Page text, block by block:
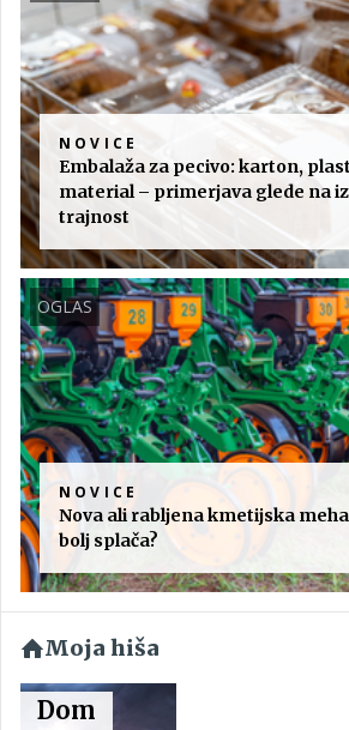
NOVICE
Embalaža za pecivo: karton,
material – primerjava glede na
trajnost
OGLAS
NOVICE
Nova ali rabljena kmetijska
bolj splača?
Moja hiša
Dom